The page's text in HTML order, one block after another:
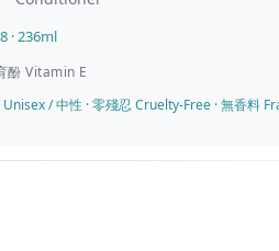
· 236ml
酚 Vitamin E
/ 中性 · 零殘忍 Cruelty-Free · 無香料